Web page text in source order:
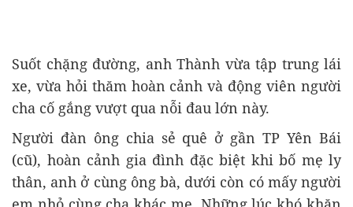
Suốt chặng đường, anh Thành vừa tập trung lái
xe, vừa hỏi thăm hoàn cảnh và động viên người
cha cố gắng vượt qua nỗi đau lớn này.
Người đàn ông chia sẻ quê ở gần TP Yên Bái
(cũ), hoàn cảnh gia đình đặc biệt khi bố mẹ ly
thân, anh ở cùng ông bà, dưới còn có mấy người